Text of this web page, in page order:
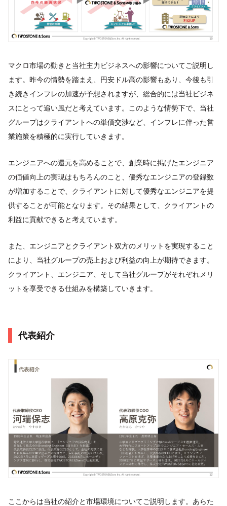
マクロ市場の動きと当社主力ビジネスへの影響についてご説明し
ます。昨今の情勢を踏まえ、円安ドル高の影響もあり、今後も引
き続きインフレの加速が予想されますが、総合的には当社ビジネ
スにとって追い風だと考えています。このような情勢下で、当社
グループはクライアントへの単価交渉など、インフレに伴った営
業施策を積極的に実行していきます。
エンジニアへの還元を高めることで、創業時に掲げたエンジニア
の価値向上の実現はもちろんのこと、優秀なエンジニアの登録数
が増加することで、クライアントに対して優秀なエンジニアを提
供することが可能となります。その結果として、クライアントの
利益に貢献できると考えています。
また、エンジニアとクライアント双方のメリットを実現すること
により、当社グループの売上および利益の向上が期待できます。
クライアント、エンジニア、そして当社グループがそれぞれメリ
ットを享受できる仕組みを構築していきます。
代表紹介
ここからは当社の紹介と市場環境についてご説明します。あらた